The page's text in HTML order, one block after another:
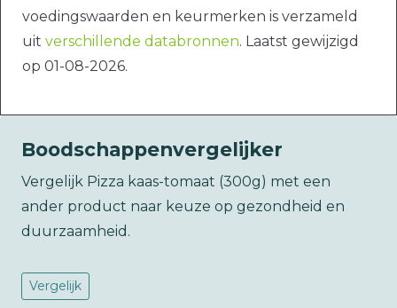
voedingswaarden en keurmerken is verzameld
uit verschillende databronnen. Laatst gewijzigd
op 01-08-2026.
Boodschappenvergelijker
Vergelijk Pizza kaas-tomaat (300g) met een
ander product naar keuze op gezondheid en
duurzaamheid.
Vergelijk